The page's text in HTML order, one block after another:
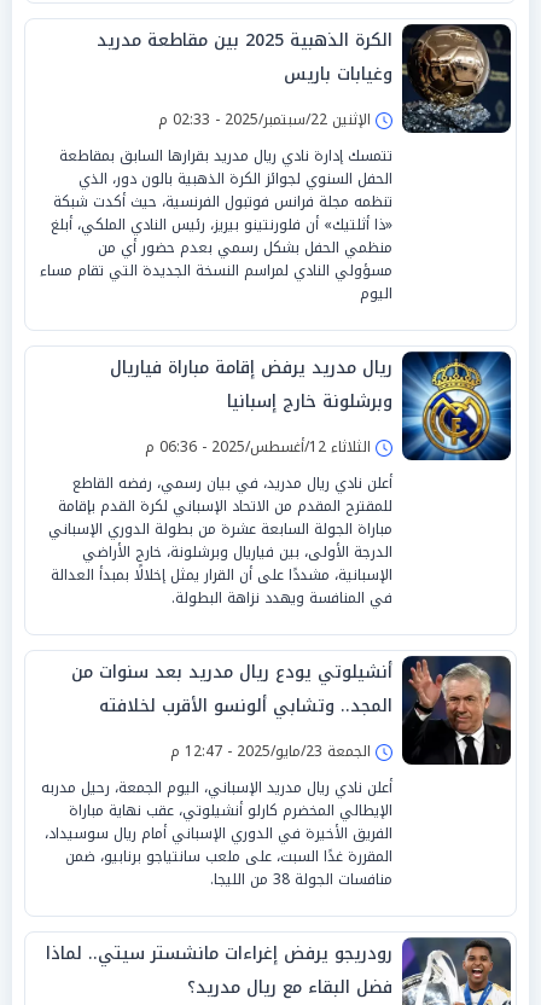
الكرة الذهبية 2025 بين مقاطعة مدريد
وغيابات باريس
الإثنين 22/سبتمبر/2025 - 02:33 م
تتمسك إدارة نادي ريال مدريد بقرارها السابق بمقاطعة
الحفل السنوي لجوائز الكرة الذهبية بالون دور، الذي
تنظمه مجلة فرانس فوتبول الفرنسية، حيث أكدت شبكة
«ذا أثلتيك» أن فلورنتينو بيريز، رئيس النادي الملكي، أبلغ
منظمي الحفل بشكل رسمي بعدم حضور أي من
مسؤولي النادي لمراسم النسخة الجديدة التي تقام مساء
اليوم
ريال مدريد يرفض إقامة مباراة فياريال
وبرشلونة خارج إسبانيا
الثلاثاء 12/أغسطس/2025 - 06:36 م
أعلن نادي ريال مدريد، في بيان رسمي، رفضه القاطع
للمقترح المقدم من الاتحاد الإسباني لكرة القدم بإقامة
مباراة الجولة السابعة عشرة من بطولة الدوري الإسباني
الدرجة الأولى، بين فياريال وبرشلونة، خارج الأراضي
الإسبانية، مشددًا على أن القرار يمثل إخلالًا بمبدأ العدالة
في المنافسة ويهدد نزاهة البطولة.
أنشيلوتي يودع ريال مدريد بعد سنوات من
المجد.. وتشابي ألونسو الأقرب لخلافته
الجمعة 23/مايو/2025 - 12:47 م
أعلن نادي ريال مدريد الإسباني، اليوم الجمعة، رحيل مدربه
الإيطالي المخضرم كارلو أنشيلوتي، عقب نهاية مباراة
الفريق الأخيرة في الدوري الإسباني أمام ريال سوسيداد،
المقررة غدًا السبت، على ملعب سانتياجو برنابيو، ضمن
منافسات الجولة 38 من الليجا.
رودريجو يرفض إغراءات مانشستر سيتي.. لماذا
فضل البقاء مع ريال مدريد؟